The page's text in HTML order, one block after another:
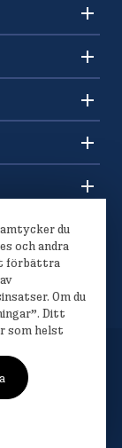
du
och andra
förbättra
Om du
Ditt
som helst